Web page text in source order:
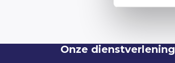
Onze dienstverlening